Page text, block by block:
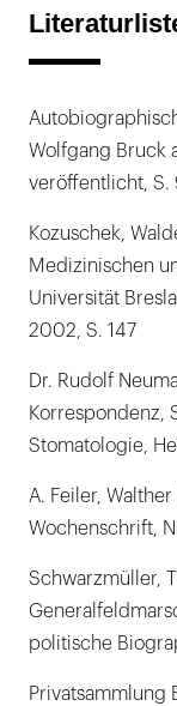
Wolfgang Bruck
veröffentlicht, S.
Kozuschek,
Medizinischen
Universität
2002, S. 147
Dr. Rudolf
Korrespondenz,
Stomatologie,
A. Feiler,
Wochenschrift,
Schwarzmüller,
politische
Privatsammlung